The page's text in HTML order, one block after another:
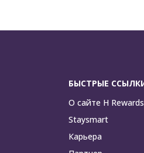
БЫСТРЫЕ
О сайте H Rewards
Staysmart
Карьера